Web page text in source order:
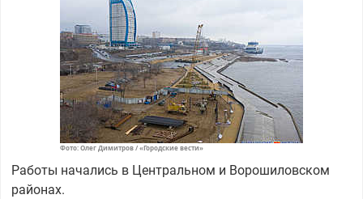
Фото: Олег Димитров / «Городские вести»
Работы начались в Центральном и Ворошиловском
районах.